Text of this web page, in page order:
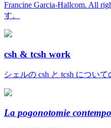
Francine Garcia-Hallcom. All
す。
csh & tcsh work
シェルの csh と tcsh について
La pogonotomie